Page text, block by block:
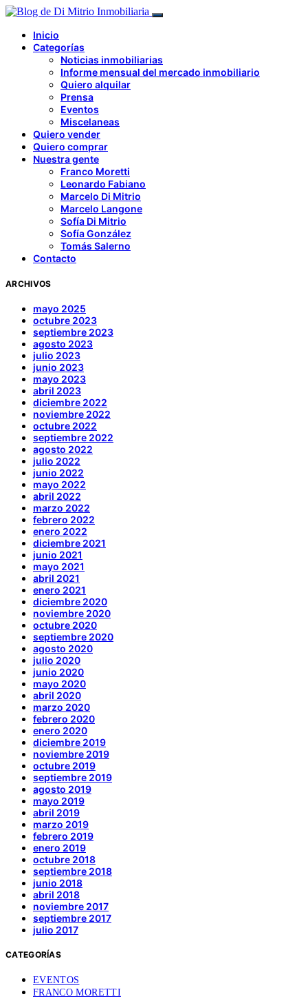
Inicio
Categorías
Noticias inmobiliarias
Informe mensual del mercado inmobiliario
Quiero alquilar
Prensa
Eventos
Miscelaneas
Quiero vender
Quiero comprar
Nuestra gente
Franco Moretti
Leonardo Fabiano
Marcelo Di Mitrio
Marcelo Langone
Sofía Di Mitrio
Sofía González
Tomás Salerno
Contacto
ARCHIVOS
mayo 2025
octubre 2023
septiembre 2023
agosto 2023
julio 2023
junio 2023
mayo 2023
abril 2023
diciembre 2022
noviembre 2022
octubre 2022
septiembre 2022
agosto 2022
julio 2022
junio 2022
mayo 2022
abril 2022
marzo 2022
febrero 2022
enero 2022
diciembre 2021
junio 2021
mayo 2021
abril 2021
enero 2021
diciembre 2020
noviembre 2020
octubre 2020
septiembre 2020
agosto 2020
julio 2020
junio 2020
mayo 2020
abril 2020
marzo 2020
febrero 2020
enero 2020
diciembre 2019
noviembre 2019
octubre 2019
septiembre 2019
agosto 2019
mayo 2019
abril 2019
marzo 2019
febrero 2019
enero 2019
octubre 2018
septiembre 2018
junio 2018
abril 2018
noviembre 2017
septiembre 2017
julio 2017
CATEGORÍAS
EVENTOS
FRANCO MORETTI